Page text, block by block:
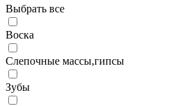
Выбрать все
Воска
Слепочные массы,гипсы
Зубы